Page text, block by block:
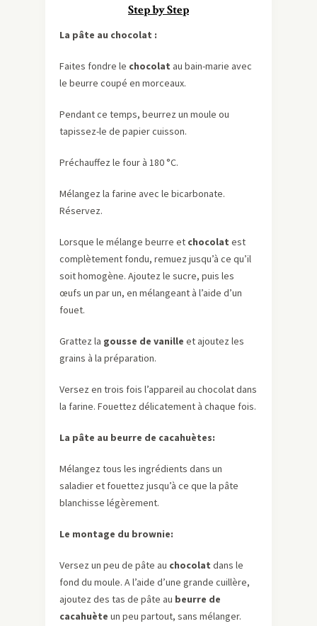
Step by Step
La pâte au chocolat :
Faites fondre le chocolat au bain-marie avec
le beurre coupé en morceaux.
Pendant ce temps, beurrez un moule ou
tapissez-le de papier cuisson.
Préchauffez le four à 180 °C.
Mélangez la farine avec le bicarbonate.
Réservez.
Lorsque le mélange beurre et chocolat est
complètement fondu, remuez jusqu’à ce qu’il
soit homogène. Ajoutez le sucre, puis les
œufs un par un, en mélangeant à l’aide d’un
fouet.
Grattez la gousse de vanille et ajoutez les
grains à la préparation.
Versez en trois fois l’appareil au chocolat dans
la farine. Fouettez délicatement à chaque fois.
La pâte au beurre de cacahuètes:
Mélangez tous les ingrédients dans un
saladier et fouettez jusqu’à ce que la pâte
blanchisse légèrement.
Le montage du brownie:
Versez un peu de pâte au chocolat dans le
fond du moule. A l’aide d’une grande cuillère,
ajoutez des tas de pâte au beurre de
cacahuète un peu partout, sans mélanger.